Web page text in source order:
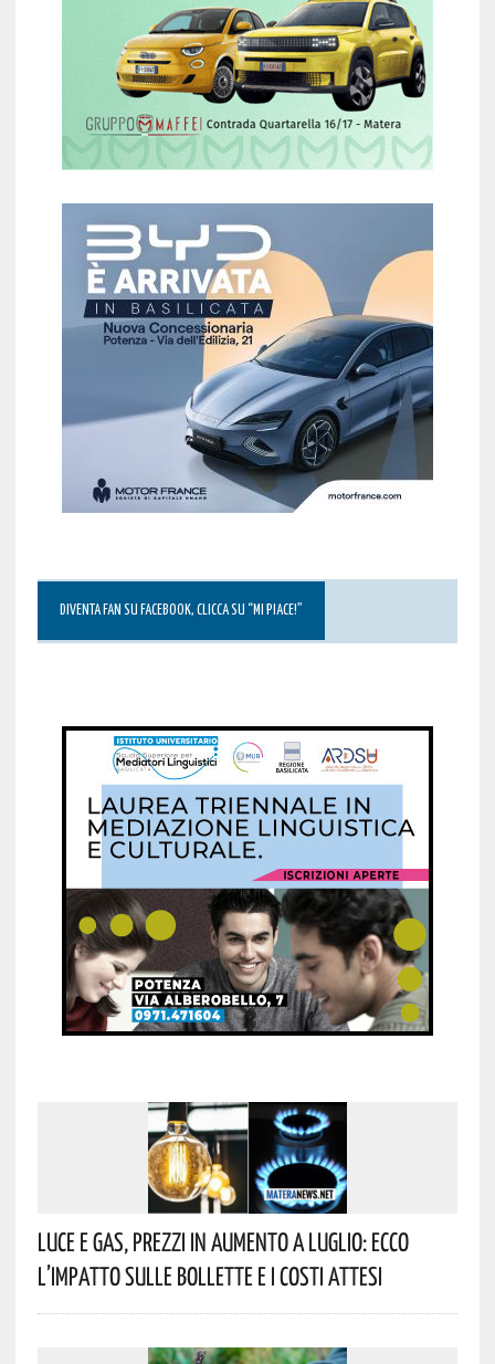
DIVENTA FAN SU FACEBOOK, CLICCA SU “MI PIACE!”
Luce E Gas, Prezzi In Aumento A Luglio: Ecco
L’impatto Sulle Bollette E I Costi Attesi